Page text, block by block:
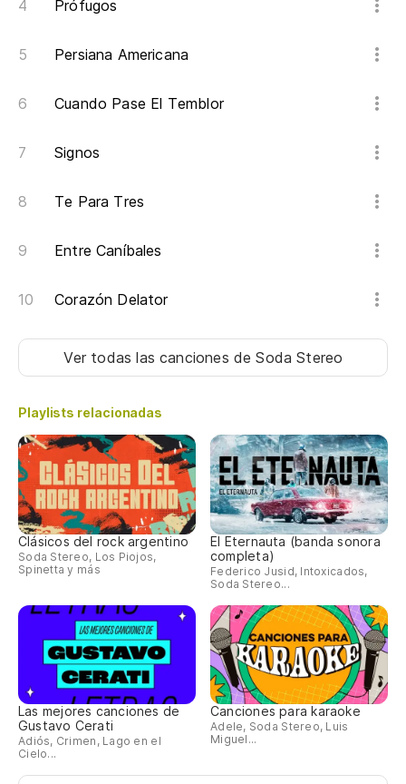
Prófugos
Persiana Americana
Cuando Pase El Temblor
Signos
Te Para Tres
Entre Caníbales
Corazón Delator
Ver todas las canciones de Soda Stereo
Playlists relacionadas
Clásicos del rock argentino
Soda Stereo, Los Piojos,
Spinetta y más
El Eternauta (banda sonora
completa)
Federico Jusid, Intoxicados,
Soda Stereo...
Las mejores canciones de
Gustavo Cerati
Adiós, Crimen, Lago en el
Cielo...
Canciones para karaoke
Adele, Soda Stereo, Luis
Miguel...